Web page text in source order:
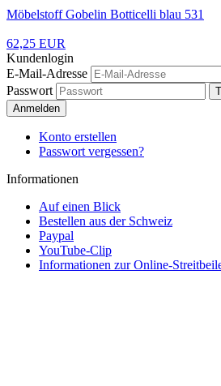
Möbelstoff Gobelin Botticelli blau 531
62,25 EUR
Kundenlogin
E-Mail-Adresse
Passwort
Anmelden
Konto erstellen
Passwort vergessen?
Informationen
Auf einen Blick
Bestellen aus der Schweiz
Paypal
YouTube-Clip
Informationen zur Online-